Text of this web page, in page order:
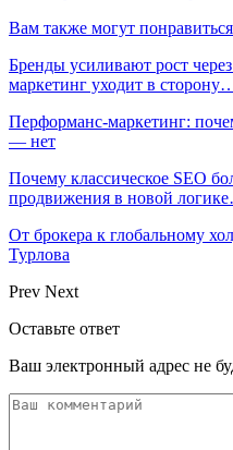
Вам также могут понравиться
Бренды усиливают рост
маркетинг уходит в
Перформанс-маркетинг:
— нет
Почему классическое SEO
продвижения в новой
От брокера к глобальному
Турлова
Prev Next
Оставьте ответ
Ваш электронный адрес не